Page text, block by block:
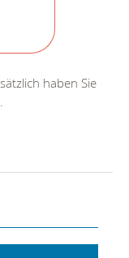
haben Sie